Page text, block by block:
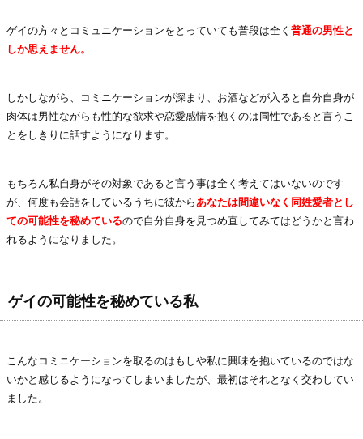
ゲイの方々とコミュニケーションをとっていても普段は全く 普通の男性と
しか思えません。
しかしながら、コミニケーションが深まり、お酒などが入ると自分自身が
肉体は男性ながらも性的な欲求や恋愛感情を抱くのは同性であると言うこ
とをしきりに話すようになります。
もちろん私自身がその対象であると言う事は全く考えてはいないのです
が、何度も会話をしているうちに彼から あなたは間違いなく同姓愛者とし
ての可能性を秘めているので自分自身を見つめ直してみてはどうかと言わ
れるようになりました。
ゲイの可能性を秘めている私
こんなコミニケーションを取るのはもしや私に興味を抱いているのではな
いかと感じるようになってしまいましたが、最初はそれとなく交わしてい
ました。